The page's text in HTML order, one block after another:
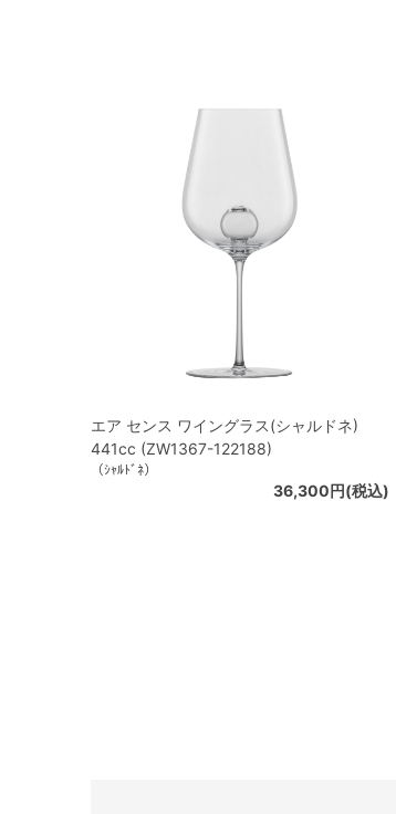
エア センス ワイングラス(シャルドネ)
441cc (ZW1367-122188)
（ｼｬﾙﾄﾞﾈ）
36,300円(税込)